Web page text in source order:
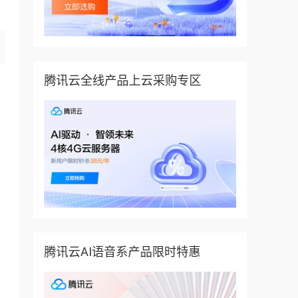
腾讯云全线产品上云采购专区
腾讯云AI语音系产品限时特惠